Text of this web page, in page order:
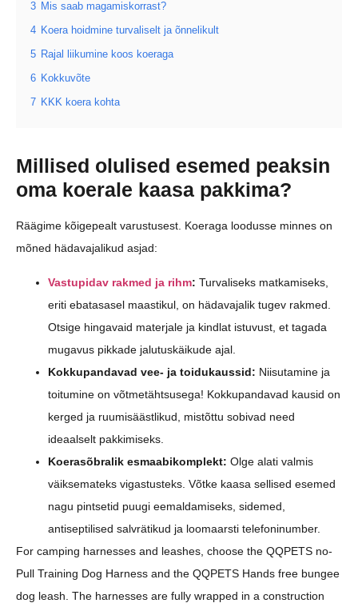
3 Mis saab magamiskorrast?
4 Koera hoidmine turvaliselt ja õnnelikult
5 Rajal liikumine koos koeraga
6 Kokkuvõte
7 KKK koera kohta
Millised olulised esemed peaksin
oma koerale kaasa pakkima?
Räägime kõigepealt varustusest. Koeraga loodusse minnes on
mõned hädavajalikud asjad:
Vastupidav rakmed ja rihm: Turvaliseks matkamiseks,
eriti ebatasasel maastikul, on hädavajalik tugev rakmed.
Otsige hingavaid materjale ja kindlat istuvust, et tagada
mugavus pikkade jalutuskäikude ajal.
Kokkupandavad vee- ja toidukaussid: Niisutamine ja
toitumine on võtmetähtsusega! Kokkupandavad kausid on
kerged ja ruumisäästlikud, mistõttu sobivad need
ideaalselt pakkimiseks.
Koerasõbralik esmaabikomplekt: Olge alati valmis
väiksemateks vigastusteks. Võtke kaasa sellised esemed
nagu pintsetid puugi eemaldamiseks, sidemed,
antiseptilised salvrätikud ja loomaarsti telefoninumber.
For camping harnesses and leashes, choose the QQPETS no-
Pull Training Dog Harness and the QQPETS Hands free bungee
dog leash. The harnesses are fully wrapped in a construction